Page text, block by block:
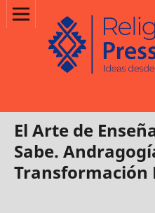
El Arte de
Sabe.
Transformación